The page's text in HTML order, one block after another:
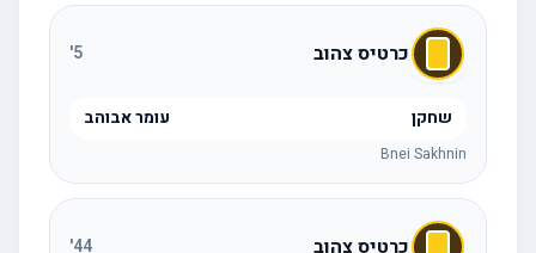
כרטיס צהוב
שחקן עומר אבוהב
Bnei Sakhnin
כרטיס צהוב 44
'